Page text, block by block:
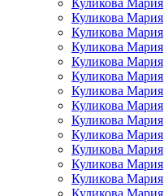
Куликова Мария
Куликова Мария
Куликова Мария
Куликова Мария
Куликова Мария
Куликова Мария
Куликова Мария
Куликова Мария
Куликова Мария
Куликова Мария
Куликова Мария
Куликова Мария
Куликова Мария